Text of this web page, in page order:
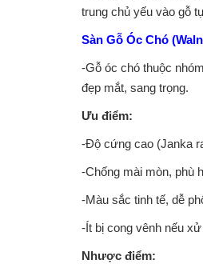
trung chủ yếu vào gỗ
Sàn Gỗ Óc Chó
-Gỗ óc chó thuộc
đẹp mắt, sang trọng.
Ưu điểm:
-Độ cứng cao (Janka
-Chống mài mòn, phù
-Màu sắc tinh tế, dễ
-Ít bị cong vênh nếu
Nhược điểm: